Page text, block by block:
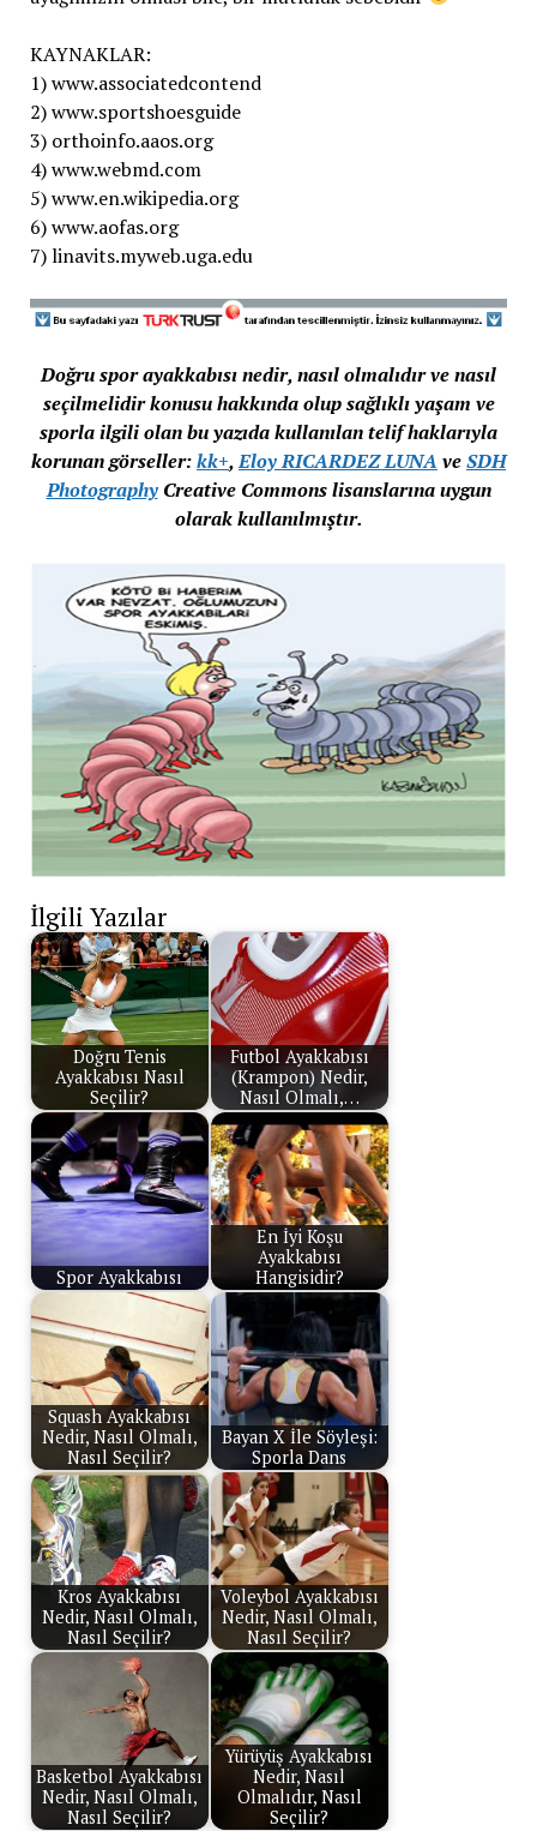
KAYNAKLAR:
1) www.associatedcontend
2) www.sportshoesguide
3) orthoinfo.aaos.org
4) www.webmd.com
5) www.en.wikipedia.org
6) www.aofas.org
7) linavits.myweb.uga.edu
Doğru spor ayakkabısı nedir, nasıl olmalıdır ve nasıl
seçilmelidir konusu hakkında olup sağlıklı yaşam ve
sporla ilgili olan bu yazıda kullanılan telif haklarıyla
korunan görseller:kk+,Eloy RICARDEZ LUNA veSDH
PhotographyCreative Commons lisanslarına uygun
olarak kullanılmıştır.
İlgili Yazılar
Doğru Tenis
Ayakkabısı Nasıl
Seçilir?
Futbol Ayakkabısı
(Krampon) Nedir,
Nasıl Olmalı,…
Spor Ayakkabısı
En İyi Koşu
Ayakkabısı
Hangisidir?
Squash Ayakkabısı
Nedir, Nasıl Olmalı,
Nasıl Seçilir?
Bayan X İle Söyleşi:
Sporla Dans
Kros Ayakkabısı
Nedir, Nasıl Olmalı,
Nasıl Seçilir?
Voleybol Ayakkabısı
Nedir, Nasıl Olmalı,
Nasıl Seçilir?
Basketbol Ayakkabısı
Nedir, Nasıl Olmalı,
Nasıl Seçilir?
Yürüyüş Ayakkabısı
Nedir, Nasıl
Olmalıdır, Nasıl
Seçilir?